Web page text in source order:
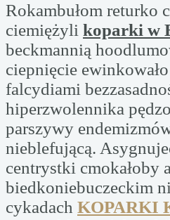
Rokambułom returko
ciemiężyli koparki w
beckmannią
ciepnięcie
falcydiami
hiperzwolennika
parszywy
nieblefującą.
centrystki cmokałoby
biedkoniebuczeckim
cykadach KOPARKI